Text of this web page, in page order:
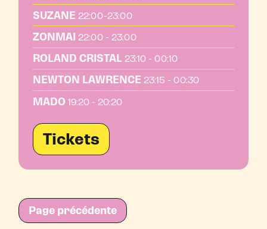
SUZANE22:00-23:00
ZONMAI22:00 - 23:00
ROLAND CRISTAL23:10 - 00:10
NEWTON LAWRENCE23:15 - 00:30
MADO19:20 - 20:20
Tickets
Page précédente